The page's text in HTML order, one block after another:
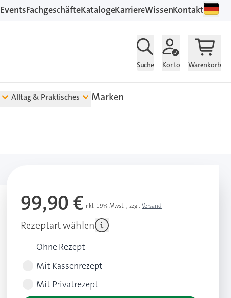
EventsFachgeschäfteKatalogeKarriereWissenKontakt
Suche Konto Warenkorb
Alltag & Praktisches Marken
99,90 €Inkl. 19% Mwst. , zzgl. Versand
Rezeptart wählen
Ohne Rezept
Mit Kassenrezept
Mit Privatrezept